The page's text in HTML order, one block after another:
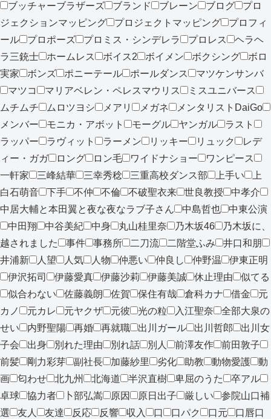
ブッチャーブラザーズ
ブランド ブレーン ブログ
プロ
ジェクションマッピング
プロジェクトマッピング
プロフィ
ール
プロポーズ プロミス・シンデレラ プロレス
ヘラヘ
ラ三銃士
ホームレス ボイス2 ボイメン ボクシング
ボロ
実家
ボンズ ポニーテール ポールダンス
マツケンサンバ
マツコ
マリアベレン・ペレスマウリス
ミスユニバース
ムチムチ
ムロツヨシ メアリ メガネ
メンタリストDaiGo
メンバー
モニカ・アボット モーグル ヤンガル
ラスト
ラッパー
ラヴィット ラーメン リッキー リュック
レデ
ィー・ガガ
ロング ロン毛 ワイドナショー
ワンピース
一軒家
三峰結華 三幸秀稔 三重高校ダンス部 上手い
上
白石萌音
下手 不仲 不倫 不破聖衣来 世良教授
中孝介
中居大輔と本田翼と夜な夜なラブ子さん
中島哲也
中東公演
中田翔
中谷美紀 中身 丸山桂里奈 乃木坂46
乃木坂に、
越されました
事件 事務所 二刀流 二階堂ふみ
井口和朋
井浦新
人望 人気 人物 仲悪い 仲良し 仲野温
伊東正明
伊沢拓司
伊藤愛真 伊藤沙莉 伊藤美誠 休止理由
似てる
似合わない
佐藤義朗 佐賀 保住有哉 倉科カナ 借金
元
カノ
元カレ 元ヤクザ 元彼 光の粒 入江聖奈
全部大泉の
せい
内野聖陽 再婚 再就職 出川ガール 出川哲郎
出川女
子会
出身 別れた理由 別れ話 別人 前澤友作
前田敦子
前髪
剛力彩芽 副社長 加藤紗里 劣化 助教 動物愛護
動
画
匂わせ 北九州 北海道 半沢直樹 卑屈のうた
卒アル
卓球
協力者 卜部弘嵩 原因 原日出子 厳しい
参院山口補
選
友人 友達 反応 反響 収入 口 口パク 口元
口唇口